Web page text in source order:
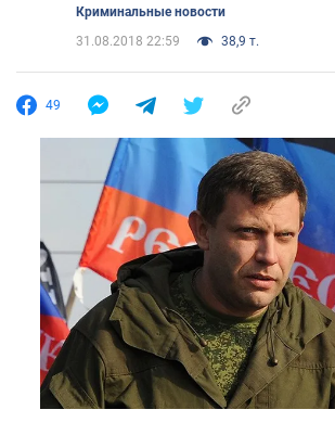
Криминальные новости
31.08.2018 22:59
38,9 т.
49